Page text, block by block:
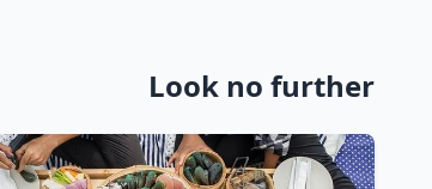
Look no further